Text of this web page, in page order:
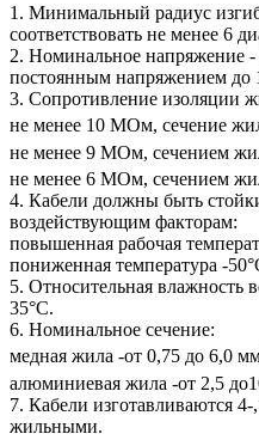
1. Минимальный радиус
соответствовать не менее 6
2. Номинальное напряжение
постоянным напряжением до
3. Сопротивление изоляции
не менее 10 МОм, сечение
не менее 9 МОм, сечением
не менее 6 МОм, сечением
4. Кабели должны быть
воздействующим факторам:
повышенная рабочая
пониженная температура -
5. Относительная влажность
35°С.
6. Номинальное сечение:
медная жила -от 0,75 до 6,0
алюминиевая жила -от 2,5
7. Кабели изготавливаются
жильными.